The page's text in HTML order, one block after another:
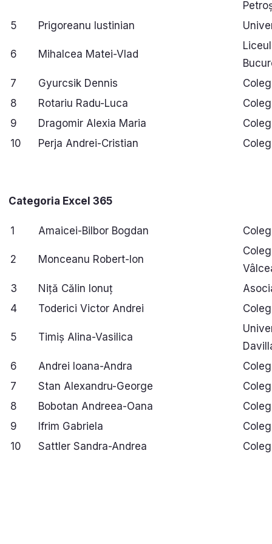
5
Prigoreanu Iustinian
6 Mihalcea Matei-Vlad
7
Gyurcsik Dennis
8
Rotariu Radu-Luca
9
Dragomir Alexia Maria
10
Perja Andrei-Cristian
Categoria Excel 365
1 Amaicei-Bilbor Bogdan
2 Monceanu Robert-Ion
3
Niță Călin Ionuț
4
Toderici Victor Andrei
5 Timiș Alina-Vasilica
6
Andrei Ioana-Andra
7
Stan Alexandru-George
8
Bobotan Andreea-Oana
9
Ifrim Gabriela
10
Sattler Sandra-Andrea